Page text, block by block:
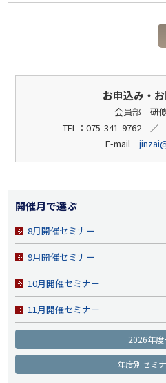
開催月で選ぶ
8月開催セミナー
9月開催セミナー
10月開催セミナー
11月開催セミナー
2026年度
年度別セミ
お申込み・
会員部 研
TEL：075-341-9762 ／
E-mail